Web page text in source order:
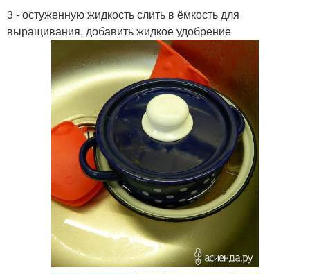
3 - остуженную жидкость слить в ёмкость для
выращивания, добавить жидкое удобрение